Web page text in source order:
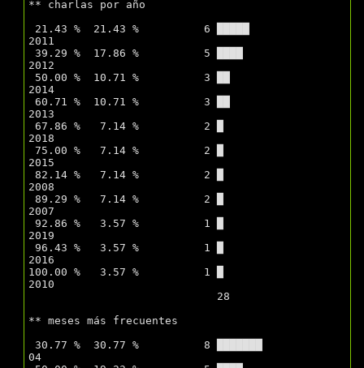
** charlas por año
2011
39.29 %  17.86 %          5 ████
2012
2014
60.71 %  10.71 %          3 ██
2013
67.86 %   7.14 %          2 █
2018
75.00 %   7.14 %          2 █
2015
82.14 %   7.14 %          2 █
2008
89.29 %   7.14 %          2 █
2007
92.86 %   3.57 %          1 █
2019
96.43 %   3.57 %          1 █
2016
100.00 %   3.57 %          1 █
2010
** meses más frecuentes
30.77 %  30.77 %          8 ███████
04